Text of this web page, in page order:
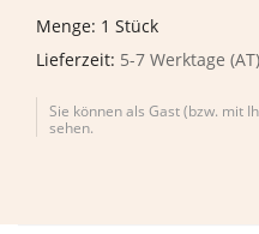
Menge: 1 Stück
Lieferzeit: 5-7 Werktage
Sie können als Gast (bzw. mit
sehen.